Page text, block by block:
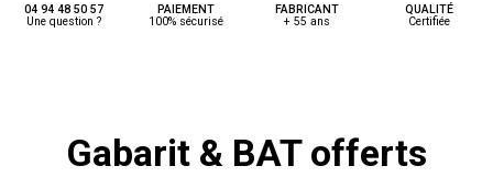
04 94 48 50 57
Une question ?
PAIEMENT
100% sécurisé
FABRICANT
+ 55 ans
QUALITÉ
Certifiée
Gabarit & BAT offerts